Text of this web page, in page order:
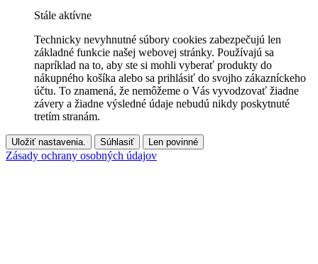
Stále aktívne
Technicky nevyhnutné súbory cookies zabezpečujú len
základné funkcie našej webovej stránky. Používajú sa
napríklad na to, aby ste si mohli vyberať produkty do
nákupného košíka alebo sa prihlásiť do svojho zákazníckeho
účtu. To znamená, že nemôžeme o Vás vyvodzovať žiadne
závery a žiadne výsledné údaje nebudú nikdy poskytnuté
tretím stranám.
Uložiť nastavenia. Súhlasiť Len povinné
Zásady ochrany osobných údajov